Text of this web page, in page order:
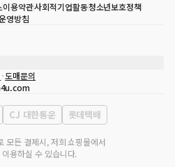
이용약관사회적기업활동청소년보호정책
영방침
-02223
도매문의
CJ 대한통운 롯데택배
모든 결제시, 저희 쇼핑몰에서
용하실 수 있습니다.